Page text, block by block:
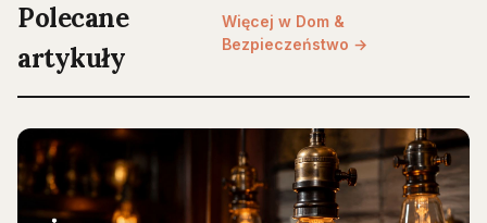
Polecane
artykuły
Więcej w Dom &
Bezpieczeństwo →